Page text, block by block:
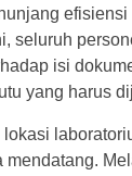
seluruh
isi
yang harus